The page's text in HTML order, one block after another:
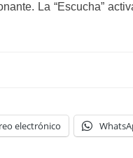
La “Escucha”
electrónico